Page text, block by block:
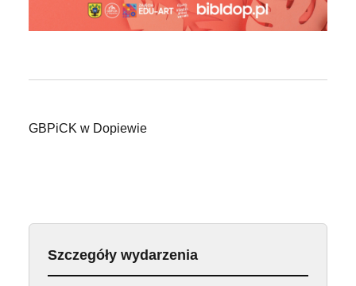
GBPiCK w Dopiewie
Szczegóły wydarzenia